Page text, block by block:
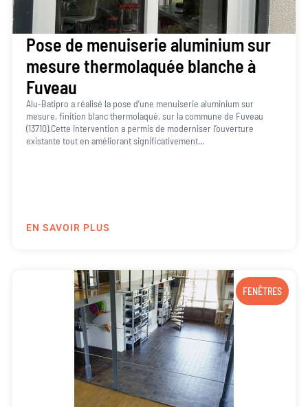
Pose de menuiserie aluminium sur
mesure thermolaquée blanche à
Fuveau
Alu-Batipro a réalisé la pose d’une menuiserie aluminium sur
mesure, finition blanc thermolaqué, sur la commune de Fuveau
(13710).Cette intervention a permis de moderniser l’ouverture
existante tout en améliorant significativement...
EN SAVOIR PLUS
FENÊTRES